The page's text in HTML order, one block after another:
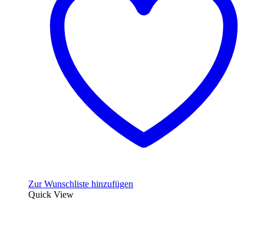
Die
Optionen
Zur Wunschliste hinzufügen
Quick View